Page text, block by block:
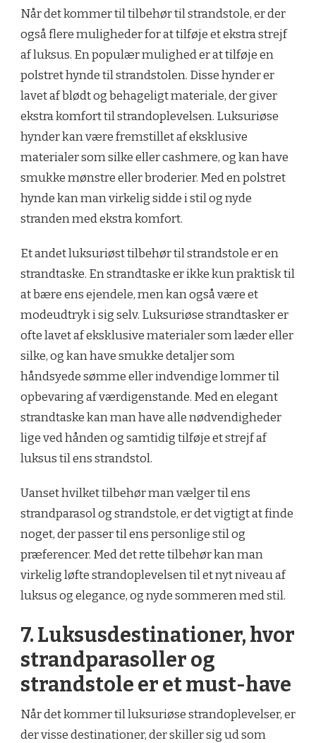
Når det kommer til tilbehør til strandstole, er der
også flere muligheder for at tilføje et ekstra strejf
af luksus. En populær mulighed er at tilføje en
polstret hynde til strandstolen. Disse hynder er
lavet af blødt og behageligt materiale, der giver
ekstra komfort til strandoplevelsen. Luksuriøse
hynder kan være fremstillet af eksklusive
materialer som silke eller cashmere, og kan have
smukke mønstre eller broderier. Med en polstret
hynde kan man virkelig sidde i stil og nyde
stranden med ekstra komfort.
Et andet luksuriøst tilbehør til strandstole er en
strandtaske. En strandtaske er ikke kun praktisk til
at bære ens ejendele, men kan også være et
modeudtryk i sig selv. Luksuriøse strandtasker er
ofte lavet af eksklusive materialer som læder eller
silke, og kan have smukke detaljer som
håndsyede sømme eller indvendige lommer til
opbevaring af værdigenstande. Med en elegant
strandtaske kan man have alle nødvendigheder
lige ved hånden og samtidig tilføje et strejf af
luksus til ens strandstol.
Uanset hvilket tilbehør man vælger til ens
strandparasol og strandstole, er det vigtigt at finde
noget, der passer til ens personlige stil og
præferencer. Med det rette tilbehør kan man
virkelig løfte strandoplevelsen til et nyt niveau af
luksus og elegance, og nyde sommeren med stil.
7. Luksusdestinationer, hvor
strandparasoller og
strandstole er et must-have
Når det kommer til luksuriøse strandoplevelser, er
der visse destinationer, der skiller sig ud som